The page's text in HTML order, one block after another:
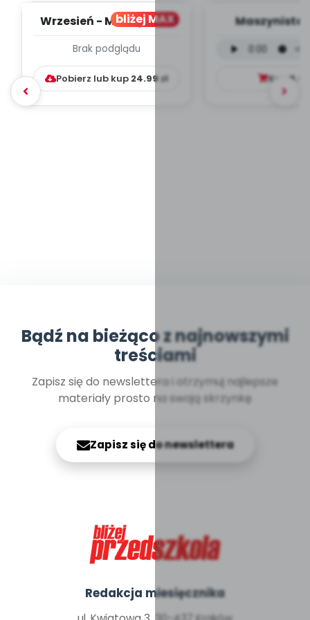
bliżej MAX
Wrzesień - MIESIĘCZNY
WYCHOWAWCZO –
DYDAKTYC...
Brak podglądu
Pobierz lub kup 24.99zł
Maszynista
mp3)
Kup 9.99
Bądź na bieżąco z najnowszymi
treściami
Zapisz się do newslettera i otrzymuj najlepsze
materiały prosto na swoją skrzynkę
Zapisz się do newslettera
Redakcja miesięcznika